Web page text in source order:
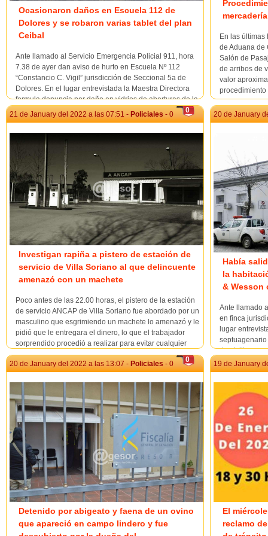
Ocasionaron daños en Escuela 112 de
Dolores y se robaron varias tablet del plan
Ceibal
Ante llamado al Servicio Emergencia Policial 911, hora
7.38 de ayer dan aviso de hurto en Escuela Nº 112
“Constancio C. Vigil” jurisdicción de Seccional 5a de
Dolores. En el lugar entrevistada la Maestra Directora
formula denuncia por daño en vidrios de aberturas de la
dirección y faltante de varias t...
En las
de Aduana de
Salón de
de arribos de
valor
procedimiento
0
21 de January del 2022 a las 07:51 - Policiales - 0
Investigan rapiña a pistero de estación de
servicio de Villa Soriano al que delincuente
amenazó con un machete
Poco antes de las 22.00 horas, el pistero de la estación
de servicio ANCAP de Villa Soriano fue abordado por un
masculino que esgrimiendo un machete lo amenazó y le
pidió que le entregara el dinero, lo que el trabajador
sorprendido procedió a realizar para evitar cualquier
enfrentamiento y el delincuente con el dinero...
20 de January
Había
la
& Wesson
Ante llamado
en finca
lugar
domicilio,
desde
2.400 y un ...
0
20 de January del 2022 a las 13:07 - Policiales - 0
Detenido por abigeato y faena de un ovino
que apareció en campo lindero y fue
19 de January
El
reclamo